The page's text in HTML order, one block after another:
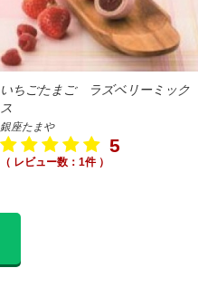
いちごたまご ラズベリーミック
ス
銀座たまや
5
（ レビュー数：1件 ）